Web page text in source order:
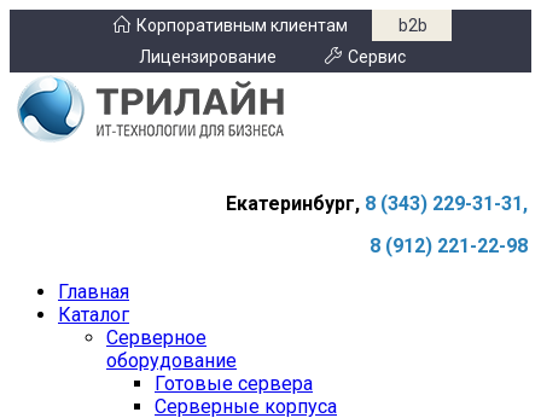
Корпоративным клиентам
b2b
Лицензирование
Сервис
Екатеринбург, 8 (343) 229-31-31,
8 (912) 221-22-98
Главная
Каталог
Серверное
оборудование
Готовые сервера
Серверные корпуса